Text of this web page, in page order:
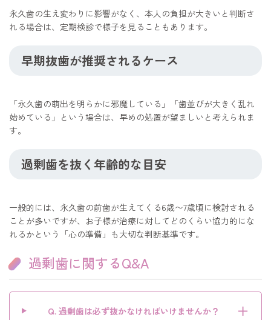
永久歯の生え変わりに影響がなく、本人の負担が大きいと判断さ
れる場合は、定期検診で様子を見ることもあります。
早期抜歯が推奨されるケース
「永久歯の萌出を明らかに邪魔している」「歯並びが大きく乱れ
始めている」という場合は、早めの処置が望ましいと考えられま
す。
過剰歯を抜く年齢的な目安
一般的には、永久歯の前歯が生えてくる6歳〜7歳頃に検討される
ことが多いですが、お子様が治療に対してどのくらい協力的にな
れるかという「心の準備」も大切な判断基準です。
過剰歯に関するQ&A
Q. 過剰歯は必ず抜かなければいけませんか？ ＋